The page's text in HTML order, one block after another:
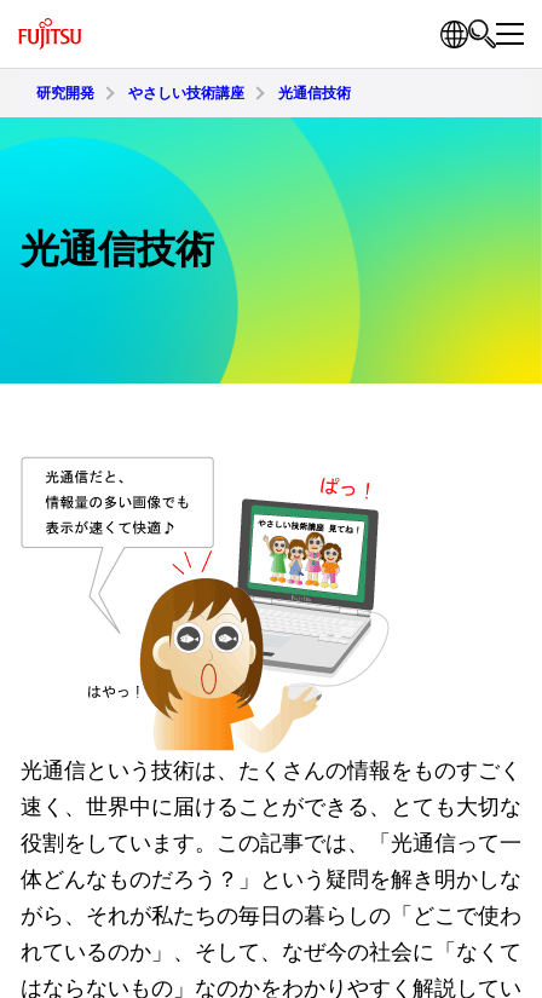
研究開発 やさしい技術講座 光通信技術
光通信技術
光通信という技術は、たくさんの情報をものすごく
速く、世界中に届けることができる、とても大切な
役割をしています。この記事では、「光通信って一
体どんなものだろう？」という疑問を解き明かしな
がら、それが私たちの毎日の暮らしの「どこで使わ
れているのか」、そして、なぜ今の社会に「なくて
はならないもの」なのかをわかりやすく解説してい